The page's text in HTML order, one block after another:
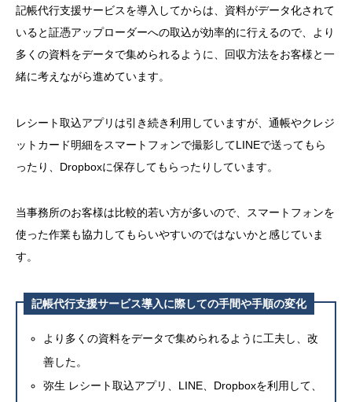
記帳代行支援サービスを導入してからは、資料がデータ化されて
いると証憑アップローダーへの取込が効率的に行えるので、より
多くの資料をデータで集められるように、回収方法をお客様と一
緒に考えながら進めています。
レシート取込アプリは引き続き利用していますが、通帳やクレジ
ットカード明細をスマートフォンで撮影してLINEで送ってもら
ったり、 Dropboxに保存してもらったりしています。
当事務所のお客様は比較的若い方が多いので、スマートフォンを
使った作業も協力してもらいやすいのではないかと感じていま
す。
記帳代行支援サービス導入に際しての手間や手順の変化
より多くの資料をデータで集められるように工夫し、改
善した。
弥生 レシート取込アプリ、 LINE、 Dropboxを利用して、